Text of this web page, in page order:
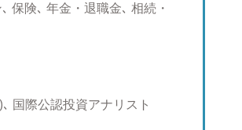
心者向けの資産運用を実際
品のセカンドオピニオンも
の経験から、私は、お客様
ービス業だと考えるように
保険､ 年金・退職金､ 相続・
国際公認投資アナリスト